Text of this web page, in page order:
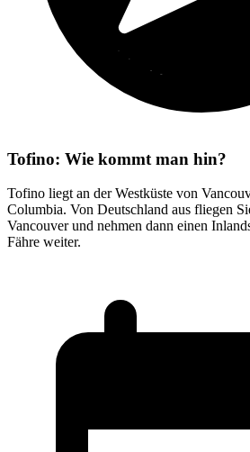
Tofino: Wie kommt man hin?
Tofino liegt an der Westküste von
Columbia. Von Deutschland aus fliegen
Vancouver und nehmen dann einen
Fähre weiter.